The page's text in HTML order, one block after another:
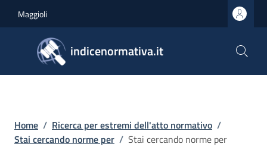
Maggioli
indicenormativa.it
Briciole di pane
Home / Ricerca per estremi dell'atto normativo /
Stai cercando norme per / Stai cercando norme per